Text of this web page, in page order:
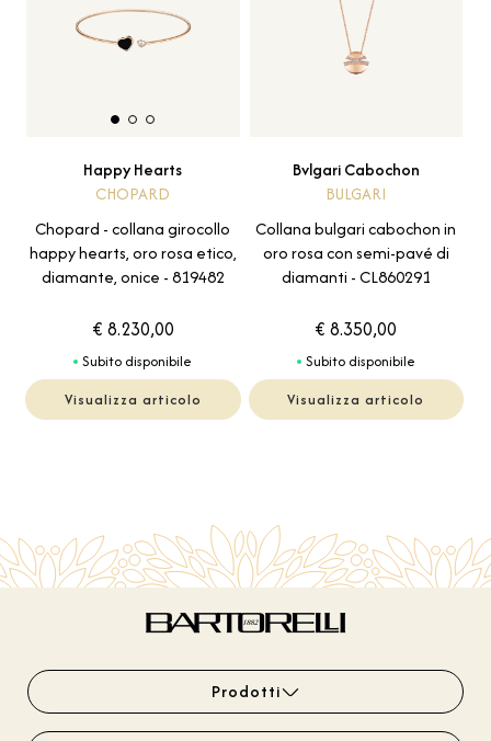
Happy Hearts
CHOPARD
Chopard - collana girocollo
happy hearts, oro rosa etico,
diamante, onice - 819482
€ 8.230,00
Subito disponibile
Visualizza articolo
Bvlgari Cabochon
BULGARI
Collana bulgari cabochon in
oro rosa con semi-pavé di
diamanti - CL860291
€ 8.350,00
Subito disponibile
Visualizza articolo
Prodotti